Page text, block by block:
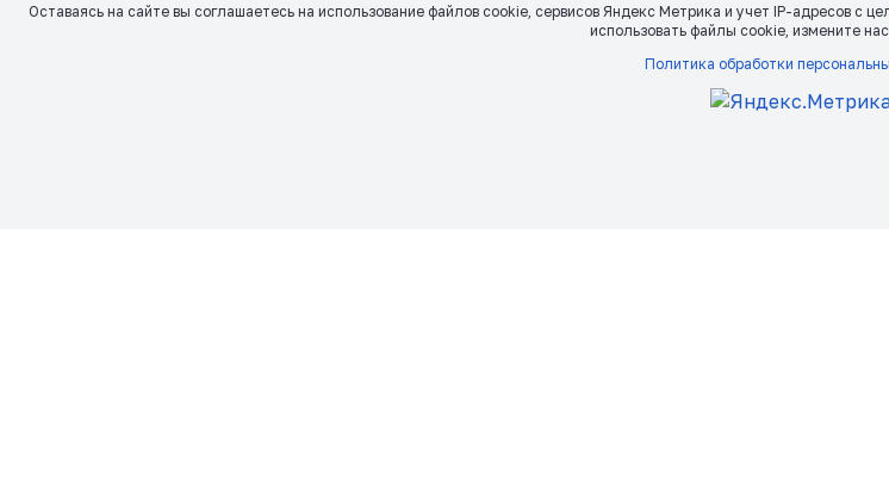
Оставаясь на сайте вы соглашаетесь на использование файлов сookie, сервисов Яндекс Метрика и учет IP-адресов с
использовать файлы сookie, измените
Политика обработки